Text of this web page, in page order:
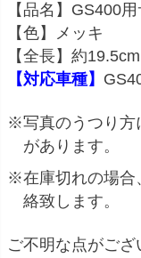
【品名】GS400
【色】メッキ
【全長】約
【対応車種】
※写真のうつり方
があります。
※在庫切れの場合
絡致します。
ご不明な点がご